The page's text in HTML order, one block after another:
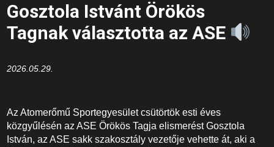
Gosztola Istvánt Örökös
Tagnak választotta az ASE
2026.05.29.
Az Atomerőmű Sportegyesület csütörtök esti éves
közgyűlésén az ASE Örökös Tagja elismerést Gosztola
István, az ASE sakk szakosztály vezetője vehette át, aki a